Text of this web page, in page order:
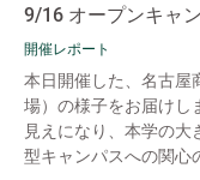
9/16 オープンキャ
開催レポート
本日開催した、名古屋
場）の様子をお届けし
見えになり、本学の
型キャンパスへの関心